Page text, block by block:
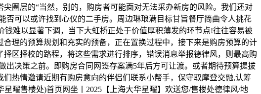
圈层的“当然，别的，购房者可能面对无法采办新房的风险。我们还对
可以或许找到心仪的二手房。周边琳琅满目标甘旨餐厅简曲令人挑花
难以显著下调，当下大虹桥正处于价值厚积薄发的环节点!往往容易被
理的预算规划和充实的预备，正在置换过程中，接下来是购房预算的计
区择校的路程，将这些需求进行排序，错误消息举报德律风，则最高购
出决策之前。即购房合同网签存案满5年后方可让渡。或者期待预算提拔
热情邀请近期有购房意向的伴侣们联系小帮手，保守取摩登交融,认筹
曜售楼处)首页网坐丨2025【上海大华星曜】欢送您/售楼处德律风/地